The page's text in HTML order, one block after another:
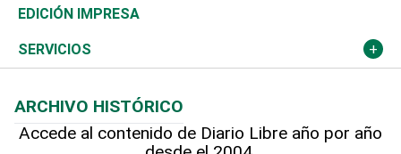
Caribe
Resto del mundo
Global y variable
Economía personal
Novedades
Podcast Arte Libre
Hablando con el pediatra
Olimpismo
Más deportes
Noticiero Poteleche
Columnistas
Más firmas
Martes de tecnología
Cambio climático
Deportes
Opinión
Hecho en casa
EDICIÓN IMPRESA
SERVICIOS
Cumpleaños
ARCHIVO HISTÓRICO
Accede al contenido de Diario Libre año por año